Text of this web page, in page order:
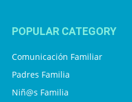
POPULAR CATEGORY
Comunicación Familiar
Padres Familia
Niñ@s Familia